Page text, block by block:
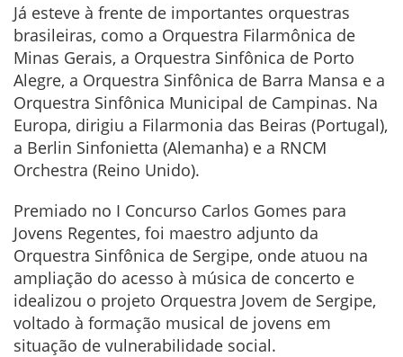
Já esteve à frente de importantes orquestras
brasileiras, como a Orquestra Filarmônica de
Minas Gerais, a Orquestra Sinfônica de Porto
Alegre, a Orquestra Sinfônica de Barra Mansa e a
Orquestra Sinfônica Municipal de Campinas. Na
Europa, dirigiu a Filarmonia das Beiras (Portugal),
a Berlin Sinfonietta (Alemanha) e a RNCM
Orchestra (Reino Unido).
Premiado no I Concurso Carlos Gomes para
Jovens Regentes, foi maestro adjunto da
Orquestra Sinfônica de Sergipe, onde atuou na
ampliação do acesso à música de concerto e
idealizou o projeto Orquestra Jovem de Sergipe,
voltado à formação musical de jovens em
situação de vulnerabilidade social.